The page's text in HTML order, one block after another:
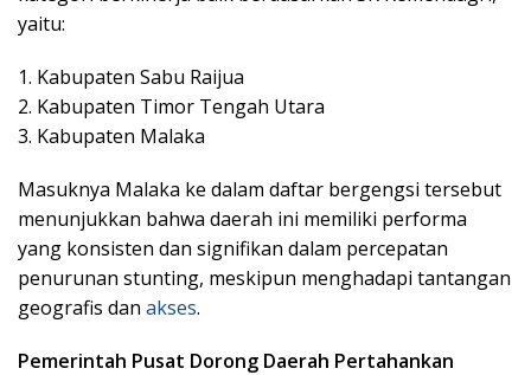
yaitu:
1. Kabupaten Sabu Raijua
2. Kabupaten Timor Tengah Utara
3. Kabupaten Malaka
Masuknya Malaka ke dalam daftar bergengsi tersebut
menunjukkan bahwa daerah ini memiliki performa
yang konsisten dan signifikan dalam percepatan
penurunan stunting, meskipun menghadapi tantangan
geografis dan akses.
Pemerintah Pusat Dorong Daerah Pertahankan